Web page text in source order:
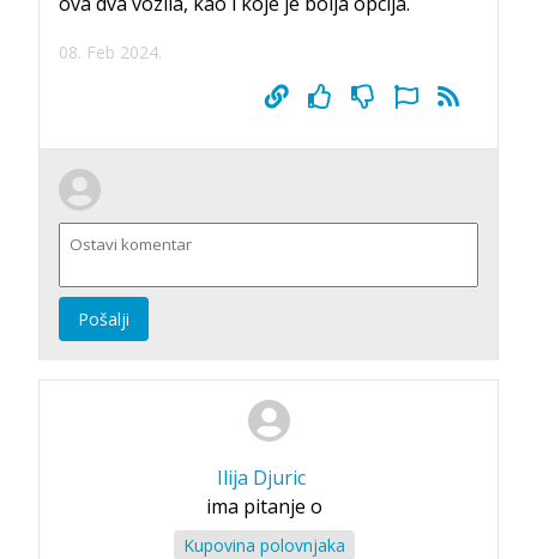
08. Feb 2024.
Pošalji
Ilija Djuric
ima pitanje o
Kupovina polovnjaka